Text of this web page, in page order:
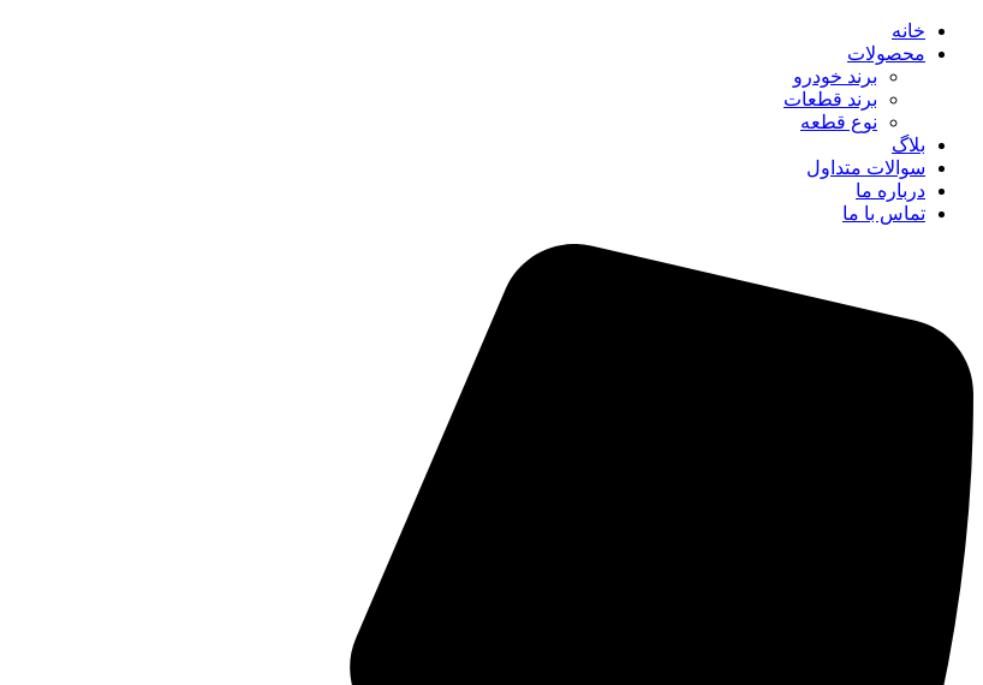
خانه
محصولات
برند خودرو
برند قطعات
نوع قطعه
بلاگ
سوالات متداول
درباره ما
تماس با ما